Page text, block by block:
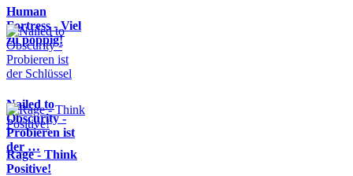
Human
Fortress - Viel
zu poppig!
Nailed to
Obscurity -
Probieren ist
der …
Rage - Think
Positive!